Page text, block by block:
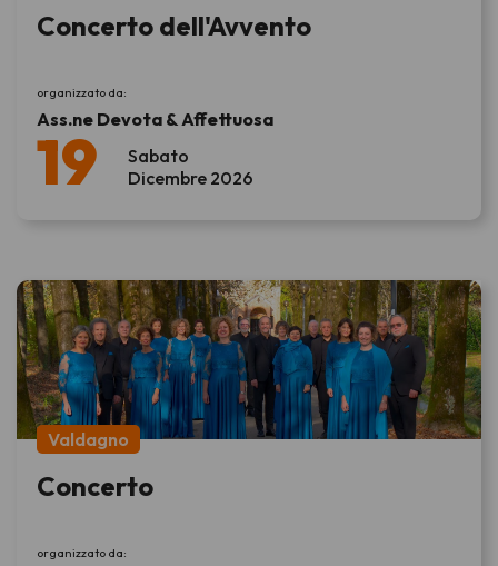
Sabato
19 Dicembre 2026
Concerto dell'Avvento
organizzato da:
Ass.ne Devota & Affettuosa
Valdagno
Concerto
organizzato da: